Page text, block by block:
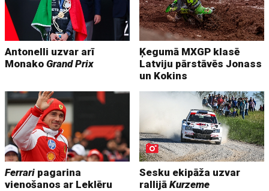
Antonelli uzvar arī
MonakoGrand Prix
Ķegumā MXGP klasē
Latviju pārstāvēs Jonass
un Kokins
Ferrari pagarina
vienošanos ar Leklēru
Sesku ekipāža uzvar
rallijāKurzeme